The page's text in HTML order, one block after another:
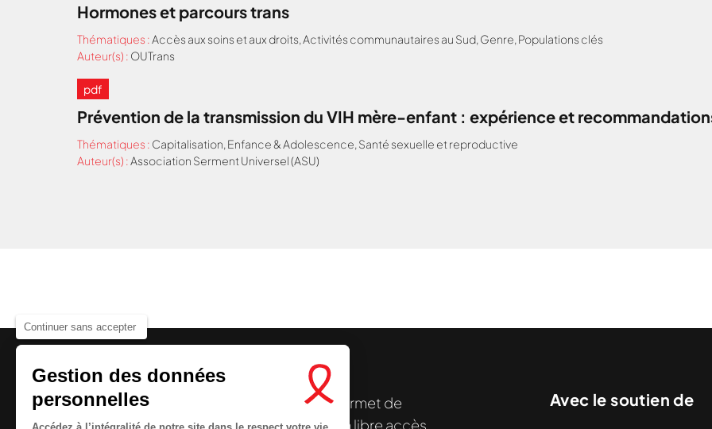
Continuer sans accepter
Gestion des données
personnelles
Accédez à l’intégralité de notre site dans le respect votre vie
Hormones et parcours trans
Thématiques :Accès aux soins et aux droits,Activités communautaires au Sud, Genre, Populations clés
Auteur(s) : OUTrans
pdf
Prévention de la transmission du VIH mère-enfant : expérience et
Thématiques : Capitalisation, Enfance & Adolescence, Santé sexuelle et reproductive
Auteur(s) :Association Serment Universel (ASU)
Le centre de ressources de Sidactionpermet de
disposer de ressources francophones en libre accès
Avec le soutien de